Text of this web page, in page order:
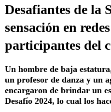
Desafiantes de la
sensación en
participantes del
Un hombre de baja
un profesor de danza y un
encargaron de brindar un
Desafío 2024, lo cual los